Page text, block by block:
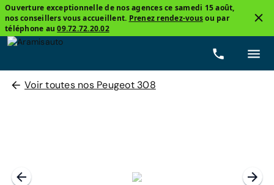
Ouverture exceptionnelle de nos agences ce samedi 15 août,
nos conseillers vous accueillent. Prenez rendez-vousou par
téléphone au09.72.72.20.02
Voir toutes nos Peugeot 308